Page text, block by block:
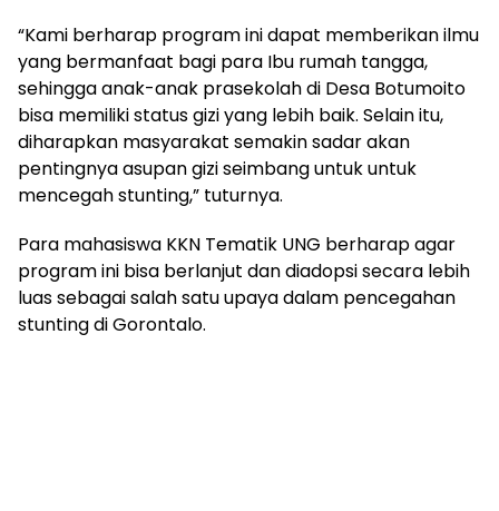
“Kami berharap program ini dapat memberikan ilmu
yang bermanfaat bagi para Ibu rumah tangga,
sehingga anak-anak prasekolah di Desa Botumoito
bisa memiliki status gizi yang lebih baik. Selain itu,
diharapkan masyarakat semakin sadar akan
pentingnya asupan gizi seimbang untuk untuk
mencegah stunting,” tuturnya.
Para mahasiswa KKN Tematik UNG berharap agar
program ini bisa berlanjut dan diadopsi secara lebih
luas sebagai salah satu upaya dalam pencegahan
stunting di Gorontalo.